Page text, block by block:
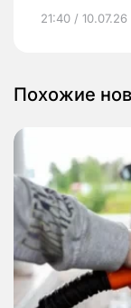
21:40 / 10.07.26
Похожие